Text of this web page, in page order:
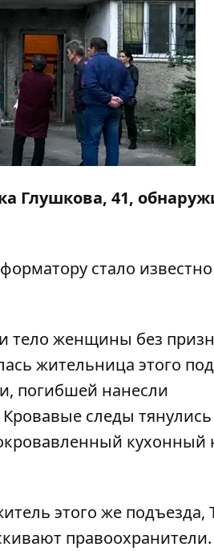
Глушкова, 41,
стало
тело женщины без
жительница этого
погибшей нанесли
следы тянулись
кухонный
этого же подъезда,